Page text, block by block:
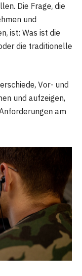
Die Frage, die
und
ist: Was ist die
die traditionelle
Vor- und
und aufzeigen,
am